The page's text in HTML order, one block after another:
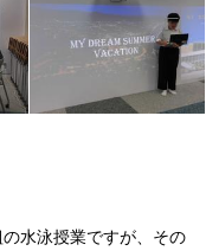
水泳授業ですが、その